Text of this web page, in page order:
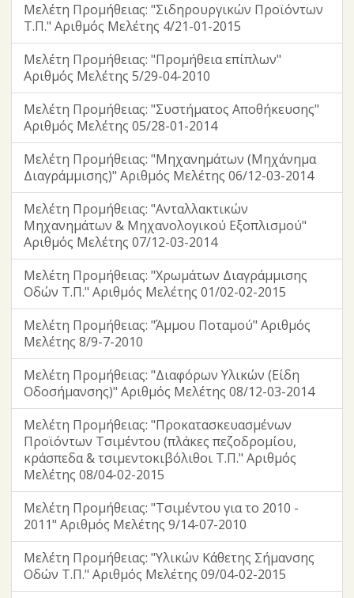
Μελέτη Προμήθειας: "Σιδηρουργικών Προϊόντων
Τ.Π." Αριθμός Μελέτης 4/21-01-2015
Μελέτη Προμήθειας: "Προμήθεια επίπλων"
Αριθμός Μελέτης 5/29-04-2010
Μελέτη Προμήθειας: "Συστήματος Αποθήκευσης"
Αριθμός Μελέτης 05/28-01-2014
Μελέτη Προμήθειας: "Μηχανημάτων (Μηχάνημα
Διαγράμμισης)" Αριθμός Μελέτης 06/12-03-2014
Μελέτη Προμήθειας: "Ανταλλακτικών
Μηχανημάτων & Μηχανολογικού Εξοπλισμού"
Αριθμός Μελέτης 07/12-03-2014
Μελέτη Προμήθειας: "Χρωμάτων Διαγράμμισης
Οδών Τ.Π." Αριθμός Μελέτης 01/02-02-2015
Μελέτη Προμήθειας: "Άμμου Ποταμού" Αριθμός
Μελέτης 8/9-7-2010
Μελέτη Προμήθειας: "Διαφόρων Υλικών (Είδη
Οδοσήμανσης)" Αριθμός Μελέτης 08/12-03-2014
Μελέτη Προμήθειας: "Προκατασκευασμένων
Προϊόντων Τσιμέντου (πλάκες πεζοδρομίου,
κράσπεδα & τσιμεντοκιβόλιθοι Τ.Π." Αριθμός
Μελέτης 08/04-02-2015
Μελέτη Προμήθειας: "Τσιμέντου για το 2010 -
2011" Αριθμός Μελέτης 9/14-07-2010
Μελέτη Προμήθειας: "Υλικών Κάθετης Σήμανσης
Οδών Τ.Π." Αριθμός Μελέτης 09/04-02-2015